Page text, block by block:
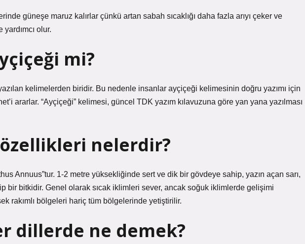
güneşe maruz kalırlar çünkü artan sabah sıcaklığı daha fazla arıyı çeker ve
olur.
mi?
kelimelerden biridir. Bu nedenle insanlar ayçiçeği kelimesinin doğru yazımı için
ararlar. “Ayçiçeği” kelimesi, güncel TDK yazım kılavuzuna göre yan yana yazılması
nelerdir?
Annuus”tur. 1-2 metre yüksekliğinde sert ve dik bir gövdeye sahip, yazın açan sarı,
bir bitkidir. Genel olarak sıcak iklimleri sever, ancak soğuk iklimlerde gelişimi
rakımlı bölgeleri hariç tüm bölgelerinde yetiştirilir.
dillerde ne demek?